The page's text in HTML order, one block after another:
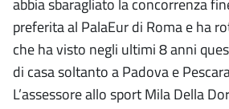
preferita al PalaEur di Roma e ha
che ha visto negli ultimi 8 anni
di casa soltanto a Padova e
L’assessore allo sport Mila Della